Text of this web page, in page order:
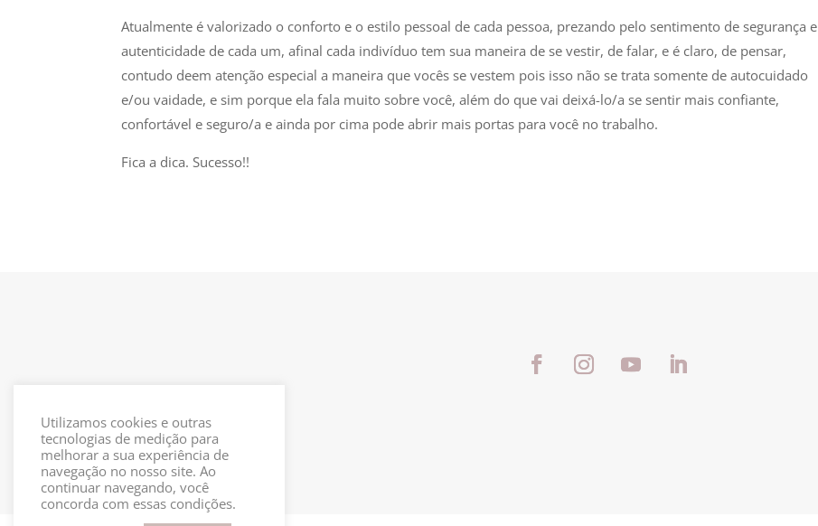
Atualmente é valorizado o conforto e o estilo pessoal de cada pessoa, prezando pelo sentimento de segurança e
autenticidade de cada um, afinal cada indivíduo tem sua maneira de se vestir, de falar, e é claro, de pensar,
contudo deem atenção especial a maneira que vocês se vestem pois isso não se trata somente de autocuidado
e/ou vaidade, e sim porque ela fala muito sobre você, além do que vai deixá-lo/a se sentir mais confiante,
confortável e seguro/a e ainda por cima pode abrir mais portas para você no trabalho.
Fica a dica. Sucesso!!
Utilizamos cookies e outras
tecnologias de medição para
melhorar a sua experiência de
navegação no nosso site. Ao
continuar navegando, você
concorda com essas condições.